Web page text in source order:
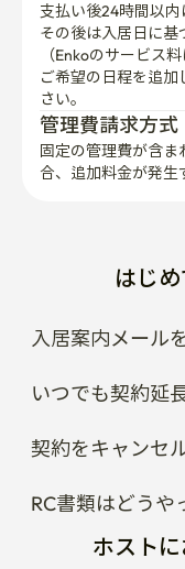
✔️indoor 喫煙は厳
✔️pets は使用でき
✔️電気やガスを過
料金が発生すること
✔️引越し後、壁紙
内喫煙の痕跡、レ
発生する場合があ
支払い後24時間以
その後は入居日に基
（Enkoのサービス
ご希望の日程を追
さい。
管理費請求方式
固定の管理費が含
合、追加料金が発生
はじ
入居案内メール
いつでも契約延
契約をキャンセ
RC書類はどうや
ホスト